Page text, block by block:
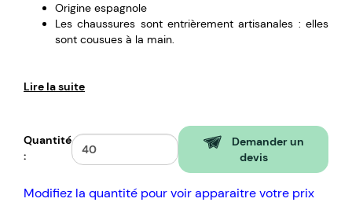
Origine espagnole
Les chaussures sont entrièrement artisanales : elles
sont cousues à la main.
Lire la suite
Quantité
:
Demander un
devis
Modifiez la quantité pour voir apparaitre votre prix